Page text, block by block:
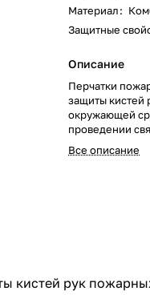
Материал:
Защитные
Описание
Перчатки
защиты кистей
окружающей
проведении
спасательных
излучения,
Все описание
кистей рук